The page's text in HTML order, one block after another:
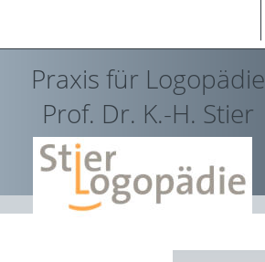
Praxis für Logopädie
Prof. Dr. K.-H. Stier